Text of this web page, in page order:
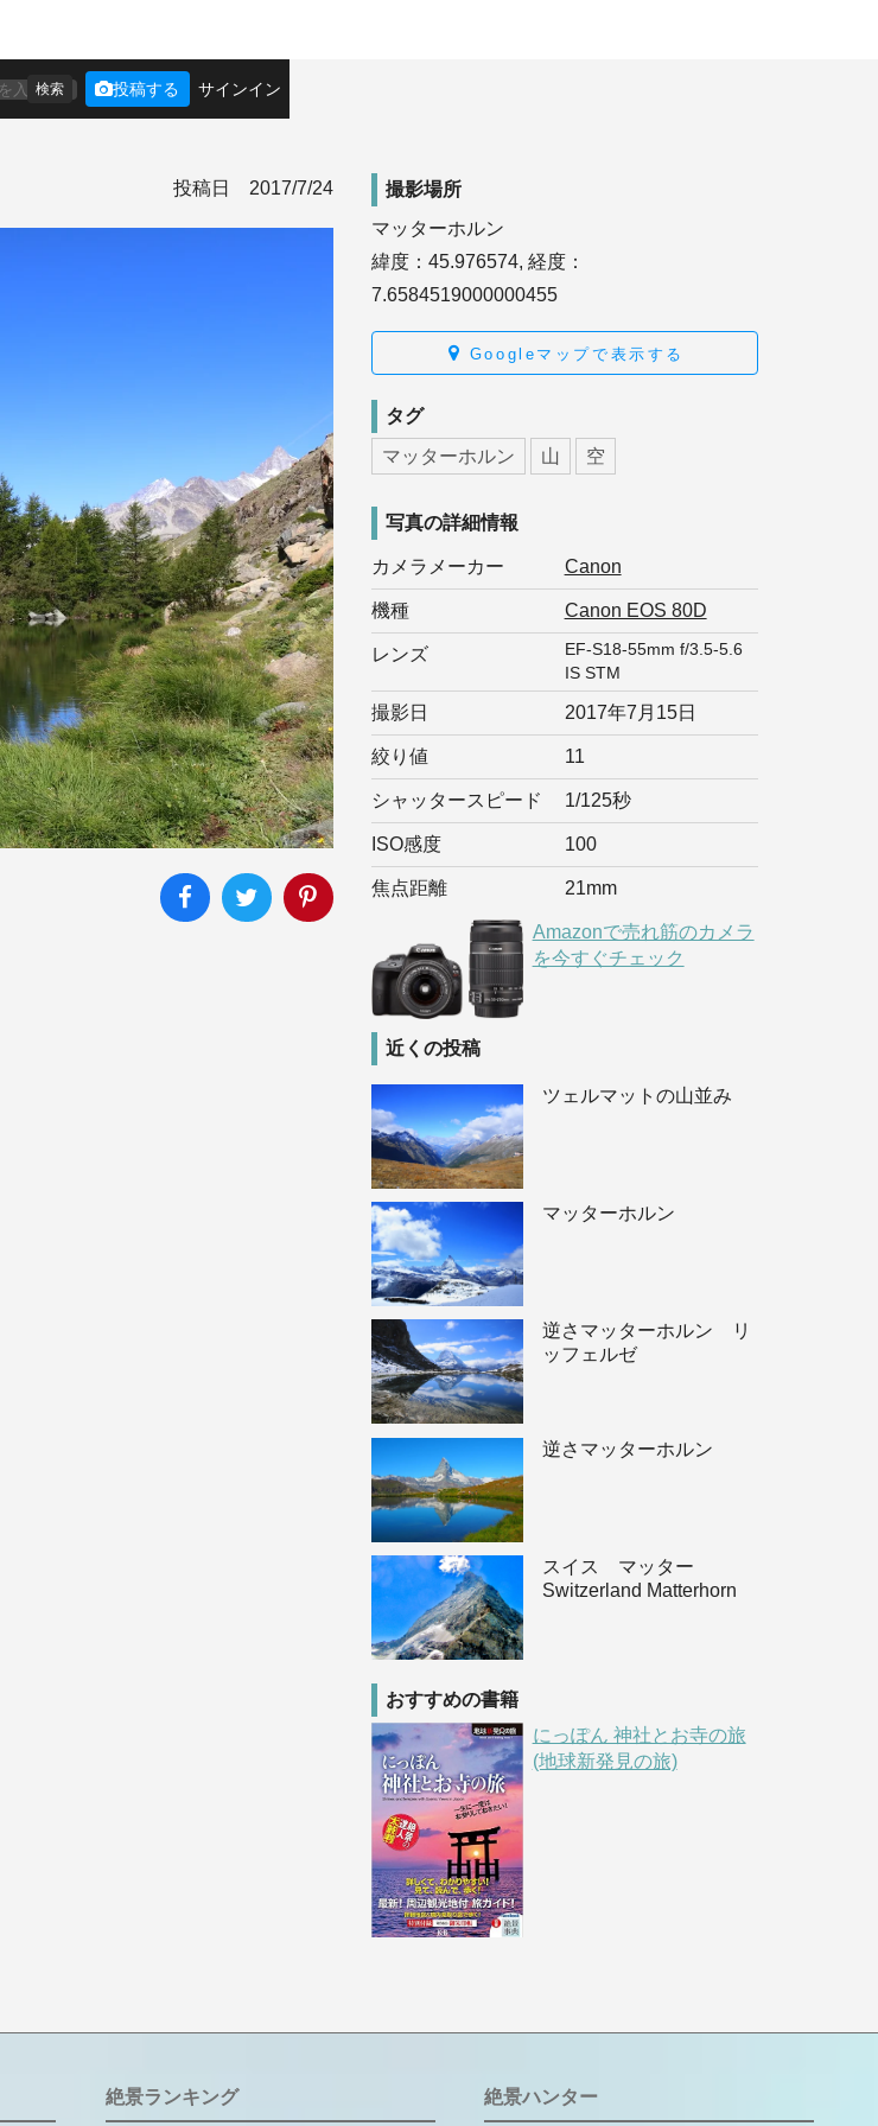
検索 投稿する サインイン
投稿日 2017/7/24
撮影場所
マッターホルン
緯度：45.976574, 経度：
7.6584519000000455
Googleマップで表示する
タグ
マッターホルン 山 空
写真の詳細情報
カメラメーカー Canon
機種 Canon EOS 80D
レンズ
EF-S18-55mm f/3.5-5.6
IS STM
撮影日 2017年7月15日
絞り値 11
シャッタースピード 1/125秒
ISO感度 100
焦点距離 21mm
Amazonで売れ筋のカメラ
を今すぐチェック
近くの投稿
ツェルマットの山並み
マッターホルン
逆さマッターホルン リ
ッフェルゼ
逆さマッターホルン
スイス マッター
Switzerland Matterhorn
おすすめの書籍
にっぽん 神社とお寺の旅
(地球新発見の旅)
絶景ランキング 絶景ハンター